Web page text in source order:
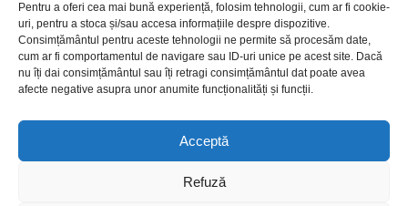
Pentru a oferi cea mai bună experiență, folosim tehnologii, cum ar fi cookie-
uri, pentru a stoca și/sau accesa informațiile despre dispozitive.
Consimțământul pentru aceste tehnologii ne permite să procesăm date,
cum ar fi comportamentul de navigare sau ID-uri unice pe acest site. Dacă
nu îți dai consimțământul sau îți retragi consimțământul dat poate avea
afecte negative asupra unor anumite funcționalități și funcții.
Acceptă
Refuză
Informații pentru adolescenți
Informații pentru adulți
Informații pentru seniori